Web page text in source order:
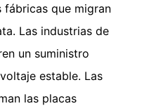
fábricas que migran
Las industrias de
un suministro
estable. Las
las placas